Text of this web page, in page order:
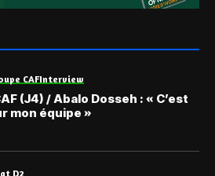
CAFInterview
(J4) / Abalo Dosseh : « C’est
mon équipe »
D2